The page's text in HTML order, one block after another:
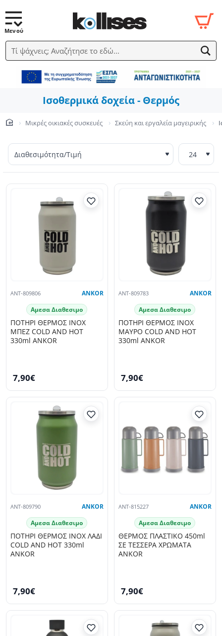
Τί ψάχνεις; Αναζήτησε το εδώ...
Ισοθερμικά δοχεία - Θερμός
Μικρές οικιακές συσκευές Σκεύη και εργαλεία μαγειρικής
ANT-809806 ANKOR
Αμεσα Διαθεσιμο
ΠΟΤΗΡΙ ΘΕΡΜΟΣ INOX
ΜΠΕΖ COLD AND HOT
330ml ANKOR
7,90€
ANT-809783 ANKOR
Αμεσα Διαθεσιμο
ΠΟΤΗΡΙ ΘΕΡΜΟΣ INOX
ΜΑΥΡΟ COLD AND HOT
330ml ANKOR
7,90€
ANT-809790 ANKOR
Αμεσα Διαθεσιμο
ΠΟΤΗΡΙ ΘΕΡΜΟΣ INOX ΛΑΔΙ
COLD AND HOT 330ml
ANKOR
7,90€
ANT-815227 ANKOR
Αμεσα Διαθεσιμο
ΘΕΡΜΟΣ ΠΛΑΣΤΙΚΟ 450ml
ΣΕ ΤΕΣΣΕΡΑ ΧΡΩΜΑΤΑ
ANKOR
7,90€